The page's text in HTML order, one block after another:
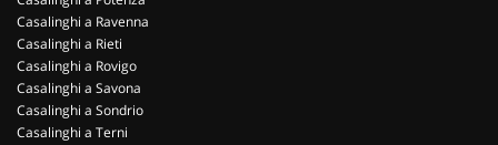
Casalinghi a Ravenna
Casalinghi a Rieti
Casalinghi a Rovigo
Casalinghi a Savona
Casalinghi a Sondrio
Casalinghi a Terni